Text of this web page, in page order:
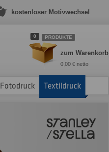
kostenloser Motivwechsel
0 PRODUKTE
zum Warenkorb
0,00 € netto
Fotodruck Textildruck